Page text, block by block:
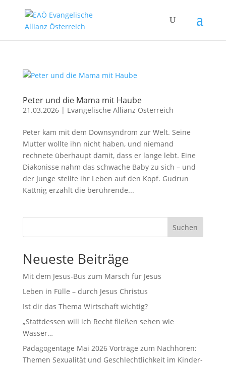
Peter und die Mama mit Haube
21.03.2026| Evangelische Allianz Österreich
Peter kam mit dem Downsyndrom zur Welt. Seine
Mutter wollte ihn nicht haben, und niemand
rechnete überhaupt damit, dass er lange lebt. Eine
Diakonisse nahm das schwache Baby zu sich – und
der Junge stellte ihr Leben auf den Kopf. Gudrun
Kattnig erzählt die berührende...
Suchen
Neueste Beiträge
Mit dem Jesus-Bus zum Marsch für Jesus
Leben in Fülle – durch Jesus Christus
Ist dir das Thema Wirtschaft wichtig?
„Stattdessen will ich Recht fließen sehen wie
Wasser…
Pädagogentage Mai 2026 Vorträge zum Nachhören:
Themen Sexualität und Geschlechtlichkeit im Kinder-